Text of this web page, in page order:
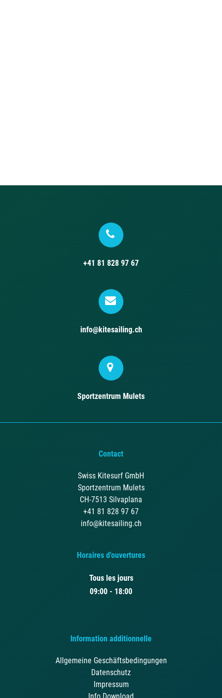
+41 81 828 97 67
info@kitesailing.ch
Sportzentrum Mulets
Contact
Swiss Kitesurf GmbH
Sportzentrum Mulets
CH-7513 Silvaplana
+41 81 828 97 67
info@kitesailing.ch
Horaires d'ouvertures
Tous les jours
09:00 - 18:00
Information additionnelle
Allgemeine Geschäftsbedingungen
Datenschutz
Impressum